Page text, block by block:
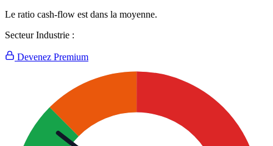
Le ratio cash-flow est dans la moyenne.
Secteur Industrie :
Devenez Premium